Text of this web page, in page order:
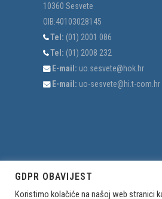
10360 Sesvete
OIB:40103028145
Tel: (01) 2001 086
Tel: (01) 2008 232
E-mail: uo.sesvete@hok.hr
E-mail: uo-sesvete@hi.t-com.hr
GDPR OBAVIJEST
Koristimo kolačiće na našoj web stranici